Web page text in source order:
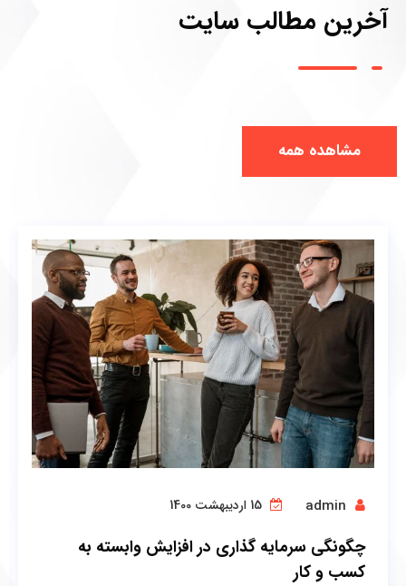
آخرین مطالب سایت
مشاهده همه
چگونگی سرمایه گذاری در افزایش وابسته به
کسب و کار